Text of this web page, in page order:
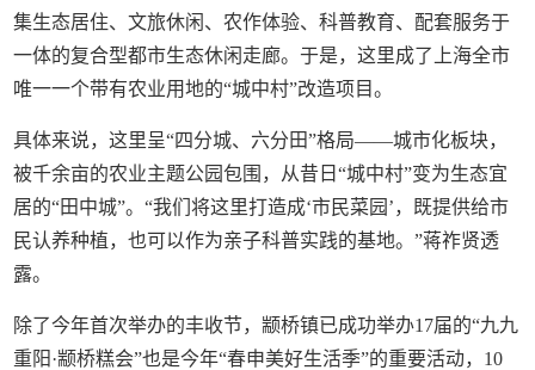
集生态居住、文旅休闲、农作体验、科普教育、配套服务于
一体的复合型都市生态休闲走廊。于是，这里成了上海全市
唯一一个带有农业用地的“城中村”改造项目。
具体来说，这里呈“四分城、六分田”格局——城市化板块，
被千余亩的农业主题公园包围，从昔日“城中村”变为生态宜
居的“田中城”。“我们将这里打造成‘市民菜园’，既提供给市
民认养种植，也可以作为亲子科普实践的基地。”蒋祚贤透
露。
除了今年首次举办的丰收节，颛桥镇已成功举办17届的“九九
重阳·颛桥糕会”也是今年“春申美好生活季”的重要活动，10